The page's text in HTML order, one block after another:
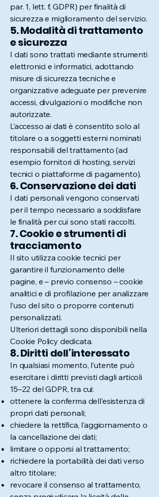
par. 1, lett. f, GDPR) per finalità di
sicurezza e miglioramento del servizio.
5. Modalità di trattamento
e sicurezza
I dati sono trattati mediante strumenti
elettronici e informatici, adottando
misure di sicurezza tecniche e
organizzative adeguate per prevenire
accessi, divulgazioni o modifiche non
autorizzate.
L’accesso ai dati è consentito solo al
titolare o a soggetti esterni nominati
responsabili del trattamento (ad
esempio fornitori di hosting, servizi
tecnici o piattaforme di pagamento).
6. Conservazione dei dati
I dati personali vengono conservati
per il tempo necessario a soddisfare
le finalità per cui sono stati raccolti.
7. Cookie e strumenti di
tracciamento
Il sito utilizza cookie tecnici per
garantire il funzionamento delle
pagine, e – previo consenso – cookie
analitici e di profilazione per analizzare
l’uso del sito o proporre contenuti
personalizzati.
Ulteriori dettagli sono disponibili nella
Cookie Policy dedicata.
8. Diritti dell’interessato
In qualsiasi momento, l’utente può
esercitare i diritti previsti dagli articoli
15–22 del GDPR, tra cui:
ottenere la conferma dell’esistenza di
propri dati personali;
chiedere la rettifica, l’aggiornamento o
la cancellazione dei dati;
limitare o opporsi al trattamento;
richiedere la portabilità dei dati verso
altro titolare;
revocare il consenso al trattamento,